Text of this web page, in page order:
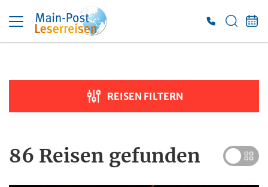
Suche verfeinern
Preis
REISEN FILTERN
86 Reisen gefunden